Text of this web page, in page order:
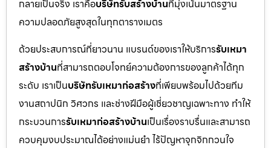
กลายเป็นจริง เราคือบริษัทรับสร้างบ้านที่มุ่งเน้นมาตรฐาน
ความปลอดภัยสูงสุดในทุกตารางเมตร
ด้วยประสบการณ์ที่ยาวนาน แบรนด์ของเราให้บริการรับเหมา
สร้างบ้านที่สามารถตอบโจทย์ความต้องการของลูกค้าได้ทุก
ระดับ เราเป็นบริษัทรับเหมาก่อสร้างที่เพียบพร้อมไปด้วยทีม
งานสถาปนิก วิศวกร และช่างฝีมือผู้เชี่ยวชาญเฉพาะทาง ทำให้
กระบวนการรับเหมาก่อสร้างบ้านเป็นเรื่องราบรื่นและสามารถ
ควบคุมงบประมาณได้อย่างแม่นยำ ไร้ปัญหาจุกจิกกวนใจ